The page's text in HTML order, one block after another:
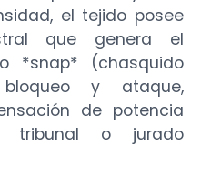
el tejido posee
que genera el
*snap* (chasquido
y ataque,
de potencia
tribunal o jurado